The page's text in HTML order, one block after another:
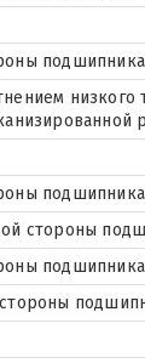
низкого
стороны